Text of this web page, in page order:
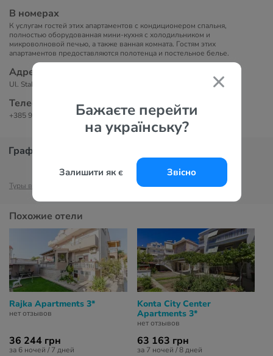
Бажаєте перейти
на українську?
Залишити як є Звісно
В номерах
К услугам гостей этих апартаментов с кондиционером спальня,
полностью оборудованная мини-кухня с холодильником и
микроволновой печью, а также ванная комната. Гостям этих
апартаментов предоставляются полотенца и постельное белье.
Адрес
Ul. Stablinac IV 16, 22211, Vodice, Хорватия
Телефоны
+385 91 917 5790
График цен
Туры в Водице Туры в Хорватию Отели Хорватии
Похожие отели
Rajka Apartments 3*
нет отзывов
36 244 грн
за 6 ночей / 7 дней
Konta City Center
Apartments 3*
нет отзывов
63 163 грн
за 7 ночей / 8 дней